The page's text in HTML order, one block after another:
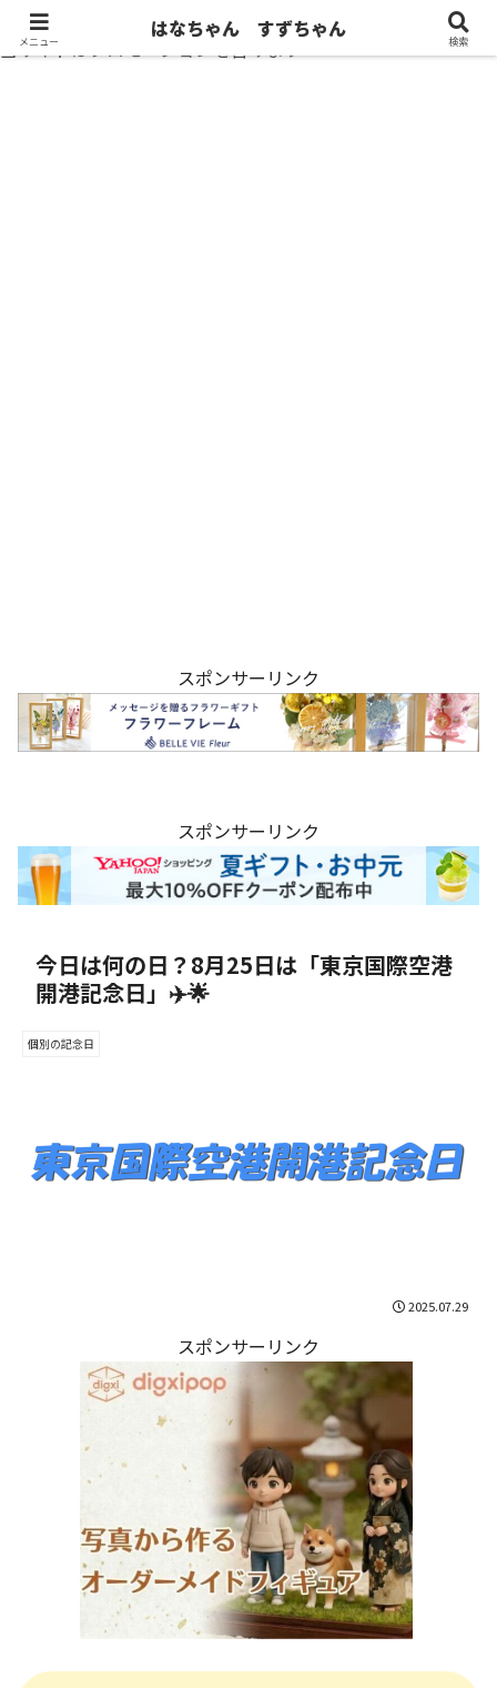
当サイトはプロモーションを含みます
スポンサーリンク
スポンサーリンク
今日は何の日？8月25日は「東京国際空港
開港記念日」✈️🌟
個別の記念日
2025.07.29
スポンサーリンク
メニュー
はなちゃん すずちゃん
検索